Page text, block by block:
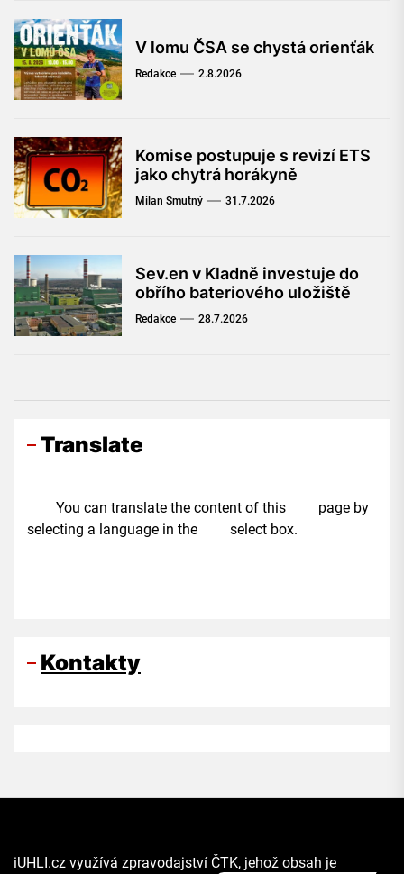
V lomu ČSA se chystá orienťák
Redakce 2.8.2026
Komise postupuje s revizí ETS
jako chytrá horákyně
Milan Smutný 31.7.2026
Sev.en v Kladně investuje do
obřího bateriového uložiště
Redakce 28.7.2026
Translate
You can translate the content of this page by
selecting a language in the select box.
Kontakty
iUHLI.cz využívá zpravodajství ČTK, jehož obsah je